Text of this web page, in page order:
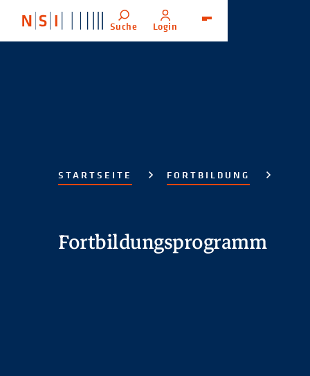
Suche Login
STARTSEITE FORTBILDUNG
Fortbildungsprogramm